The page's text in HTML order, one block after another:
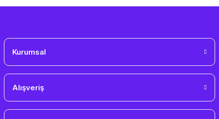
Kurumsal
Alışveriş